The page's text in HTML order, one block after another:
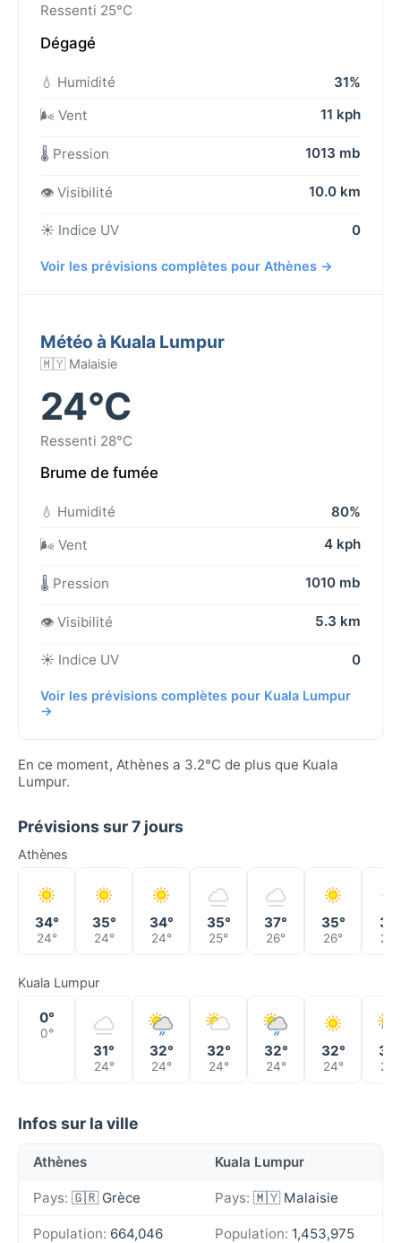
Ressenti 25°C
Dégagé
💧 Humidité
31%
🌬️ Vent
11 kph
🌡️ Pression 1013 mb
👁️ Visibilité 10.0 km
☀️ Indice UV 0
Voir les prévisions complètes pour Athènes →
Météo à Kuala Lumpur
🇲🇾 Malaisie
24°C
Ressenti 28°C
Brume de fumée
💧 Humidité
80%
🌬️ Vent
4 kph
🌡️ Pression 1010 mb
👁️ Visibilité 5.3 km
☀️ Indice UV 0
Voir les prévisions complètes pour Kuala Lumpur
→
En ce moment, Athènes a 3.2°C de plus que Kuala
Lumpur.
Prévisions sur 7 jours
Athènes
34°
24°
35°
24°
34°
24°
35°
25°
37°
26°
35°
26°
31°
24°
Kuala Lumpur
0°
0°
31°
24°
32°
24°
32°
24°
32°
24°
32°
24° 24°
Infos sur la ville
Athènes Kuala Lumpur
Pays: 🇬🇷 Grèce Pays: 🇲🇾 Malaisie
Population: 664,046 Population: 1,453,975